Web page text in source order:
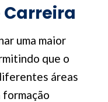
uma maior
que o
áreas
formação